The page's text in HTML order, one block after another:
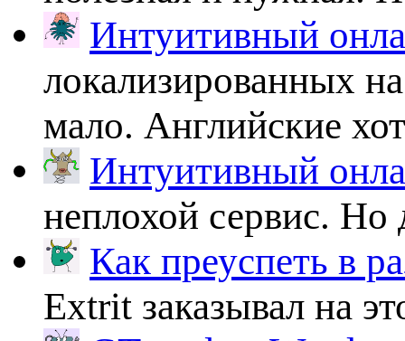
Интуитивный
локализированных
мало. Английские
Интуитивный
неплохой сервис.
Как преуспеть в
Extrit заказывал на